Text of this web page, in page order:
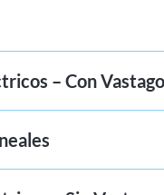
– Con Vastago